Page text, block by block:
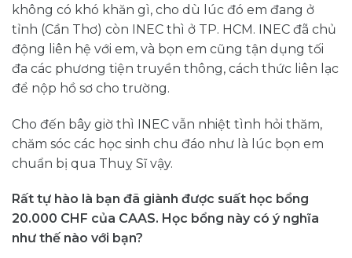
không có khó khăn gì, cho dù lúc đó em đang ở
tỉnh (Cần Thơ) còn INEC thì ở TP. HCM. INEC đã chủ
động liên hệ với em, và bọn em cũng tận dụng tối
đa các phương tiện truyền thông, cách thức liên lạc
để nộp hồ sơ cho trường.
Cho đến bây giờ thì INEC vẫn nhiệt tình hỏi thăm,
chăm sóc các học sinh chu đáo như là lúc bọn em
chuẩn bị qua Thuỵ Sĩ vậy.
Rất tự hào là bạn đã giành được suất học bổng
20.000 CHF của CAAS. Học bổng này có ý nghĩa
như thế nào với bạn?